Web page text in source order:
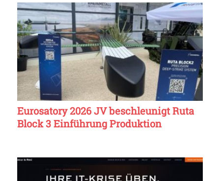
Eurosatory 2026 JV beschleunigt Ruta
Block 3 Einführung Produktion